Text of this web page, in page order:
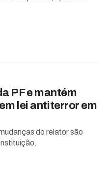
PF e mantém
lei antiterror em
do relator são